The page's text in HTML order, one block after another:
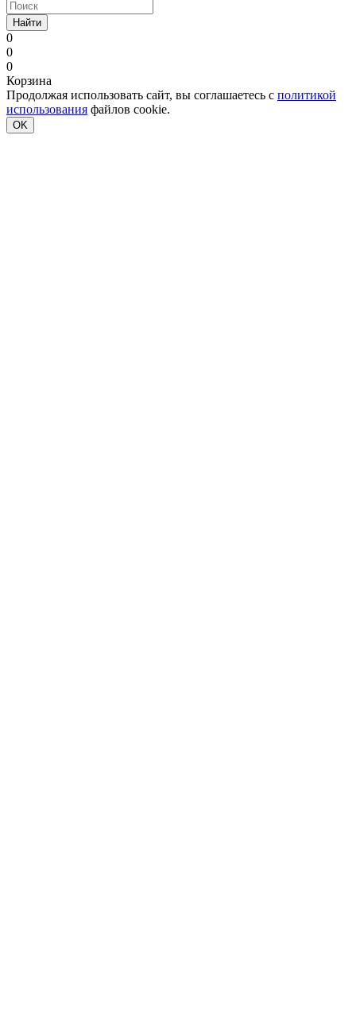
Найти
0
0
0
Корзина
Продолжая использовать сайт, вы соглашаетесь с политикой
использования файлов cookie.
OK